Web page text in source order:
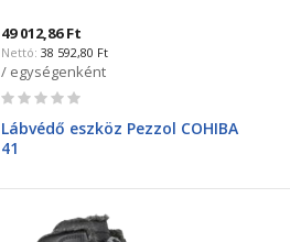
49 012,86 Ft
38 592,80 Ft
/ egységenként
Rating:
Lábvédő eszköz Pezzol COHIBA
41